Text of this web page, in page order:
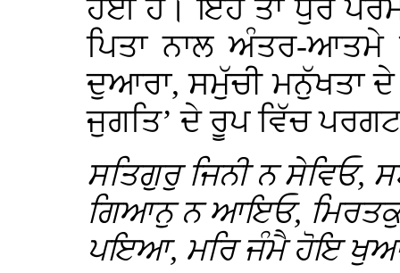
ਹੋਈ ਹੈ। ਇਹ ਤਾਂ ਧੁਰੋਂ
ਪਿਤਾ ਨਾਲ ਅੰਤਰ-
ਦੁਆਰਾ, ਸਮੁੱਚੀ ਮਨੁੱਖਤਾ
ਜੁਗਤਿ’ ਦੇ ਰੂਪ ਵਿੱਚ
ਸਤਿਗੁਰੁ ਜਿਨੀ ਨ ਸੇਵਿਓ,
ਗਿਆਨੁ ਨ ਆਇਓ, ਮਿਰਤਕੁ
ਪਇਆ, ਮਰਿ ਜੰਮੈ ਹੋਇ